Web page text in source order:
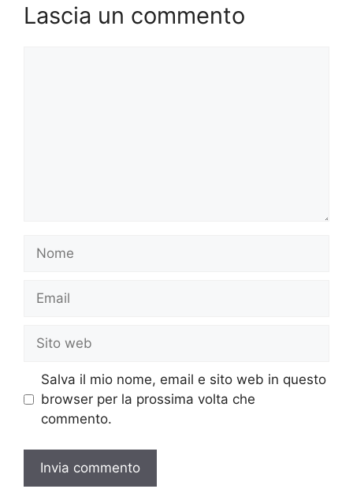
Lascia un commento
Nome
Email
Sito
web
Salva il mio nome, email e sito web in questo
browser per la prossima volta che
commento.